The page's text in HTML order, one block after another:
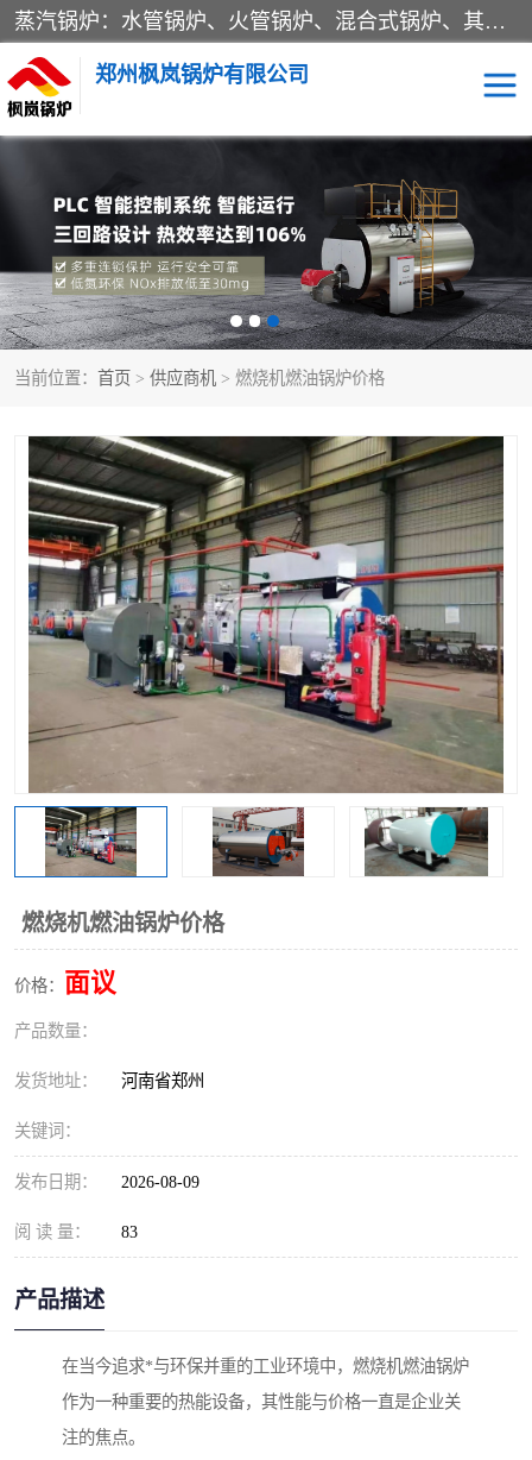
蒸汽锅炉：水管锅炉、火管锅炉、混合式锅炉、其他蒸汽锅炉； 热水锅炉：家用型集中供暖用热水锅炉、其他热水锅炉； 有机热载体锅炉； 船用蒸汽锅炉； （锅炉用辅助设备及装置）蒸汽冷凝器：表面冷凝器、混合式冷凝器、空冷式冷凝器、其他蒸汽冷凝器； 锅炉用辅助设备：节热器、蒸汽收集器、蓄能器、烟垢清除器、气体回收器、泥渣刮除器、空气预热器、其他锅炉用辅助设备；
郑州枫岚锅炉有限公司
当前位置： 首页 > 供应商机 > 燃烧机燃油锅炉价格
燃烧机燃油锅炉价格
价格： 面议
产品数量：
发货地址： 河南省郑州
关键词：
发布日期： 2026-08-09
阅 读 量： 83
产品描述
在当今追求*与环保并重的工业环境中，燃烧机燃油锅炉
作为一种重要的热能设备，其性能与价格一直是企业关
注的焦点。